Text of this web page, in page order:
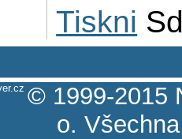
Tiskni
© 1999-2015
o.